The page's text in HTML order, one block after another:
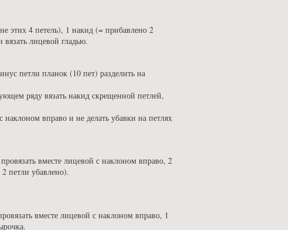
этих 4 петель), 1 накид (= прибавлено 2
лицевой гладью.
петли планок (10 пет) разделить на
ряду вязать накид скрещенной петлей,
вправо и не делать убавки на петлях
вместе лицевой с наклоном вправо, 2
петли убавлено).
вместе лицевой с наклоном вправо, 1